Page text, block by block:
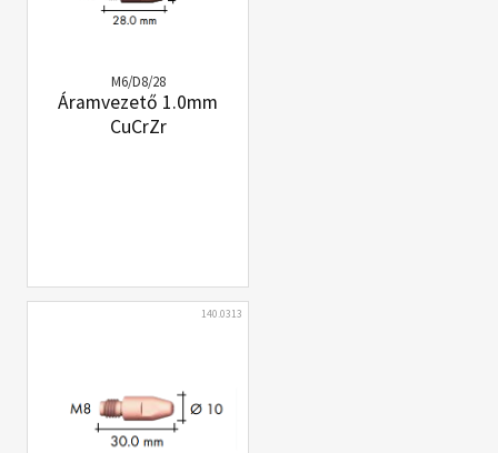
M6/D8/28
Áramvezető 1.0mm
CuCrZr
140.0313